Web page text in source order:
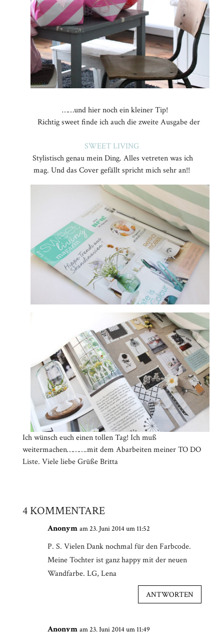
……und hier noch ein kleiner Tip!
Richtig sweet finde ich auch die zweite Ausgabe der
SWEET LIVING
Stylistisch genau mein Ding. Alles vetreten was ich
mag. Und das Cover gefällt spricht mich sehr an!!
Ich wünsch euch einen tollen Tag! Ich muß
weitermachen……….mit dem Abarbeiten meiner TO DO
Liste. Viele liebe Grüße Britta
4 KOMMENTARE
Anonym am 23. Juni 2014 um 11:52
P. S. Vielen Dank nochmal für den Farbcode.
Meine Tochter ist ganz happy mit der neuen
Wandfarbe. LG, Lena
ANTWORTEN
Anonym am 23. Juni 2014 um 11:49